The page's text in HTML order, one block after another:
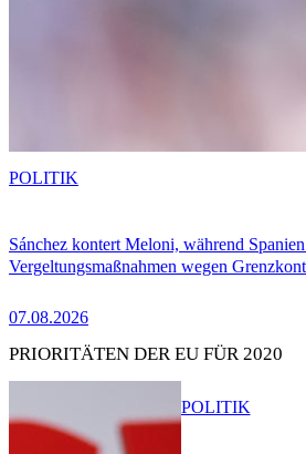
Sánchez kontert Meloni, während
Vergeltungsmaßnahmen wegen
07.08.2026
POLITIK
PRIORITÄTEN DER EU FÜR 2020
POLITIK